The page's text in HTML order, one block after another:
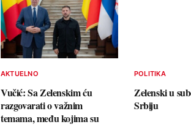
AKTUELNO
Vučić: Sa Zelenskim ću
razgovarati o važnim
temama, među kojima su
POLITIKA
Zelenski u
Srbiju